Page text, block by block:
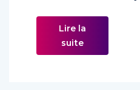
Lire la
suite